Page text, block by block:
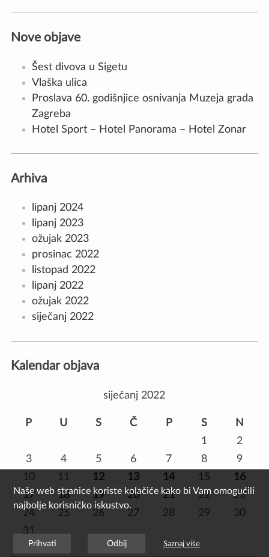
Nove objave
Šest divova u Sigetu
Vlaška ulica
Proslava 60. godišnjice osnivanja Muzeja grada
Zagreba
Hotel Sport – Hotel Panorama – Hotel Zonar
Arhiva
lipanj 2024
lipanj 2023
ožujak 2023
prosinac 2022
listopad 2022
lipanj 2022
ožujak 2022
siječanj 2022
Kalendar objava
siječanj 2022
P U S Č P S
N
1
2
3
4 5 6 7 8
9
10
11 12 13 14 15
16
17
18 19 20 21 22
23
24
25 26 27 28 29
30
31
ožu »
Naše web stranice koriste kolačiće kako bi Vam omogućili
najbolje korisničko iskustvo.
Prihvati Odbij Saznaj više